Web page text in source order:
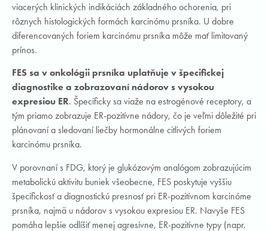
viacerých klinických indikáciách základného ochorenia, pri
rôznych histologických formách karcinómu prsníka. U dobre
diferencovaných foriem karcinómu prsníka môže mať limitovaný
prínos.
FES sa v onkológii prsníka uplatňuje v špecifickej
diagnostike a zobrazovaní nádorov s vysokou
expresiou ER. Špecificky sa viaže na estrogénové receptory, a
tým priamo zobrazuje ER-pozitívne nádory, čo je veľmi dôležité pri
plánovaní a sledovaní liečby hormonálne citlivých foriem
karcinómu prsníka.
V porovnaní s FDG, ktorý je glukózovým analógom zobrazujúcim
metabolickú aktivitu buniek všeobecne, FES poskytuje vyššiu
špecifickosť a diagnostickú presnosť pri ER-pozitívnom karcinóme
prsníka, najmä u nádorov s vysokou expresiou ER. Navyše FES
pomáha lepšie odlíšiť menej agresívne, ER-pozitívne typy (napr.